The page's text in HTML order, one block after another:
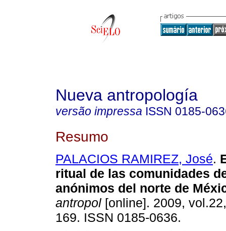
Nueva antropología
versão impressa ISSN 0185-
Resumo
PALACIOS RAMIREZ, José.
ritual de las comunidades
anónimos del norte de
antropol [online]. 2009,
169. ISSN 0185-0636.